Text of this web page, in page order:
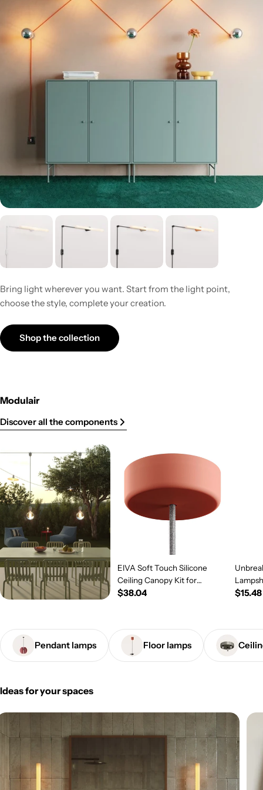
Bring light wherever you want. Start from the light point,
choose the style, complete your creation.
Shop the collection
Modulair
Discover all the components
EIVA Soft Touch Silicone
Ceiling Canopy Kit for
Outdoor IP65 - Modulair
Regular
$38.04 $15.48
Pendant lamps Floor lamps
Ideas for your spaces